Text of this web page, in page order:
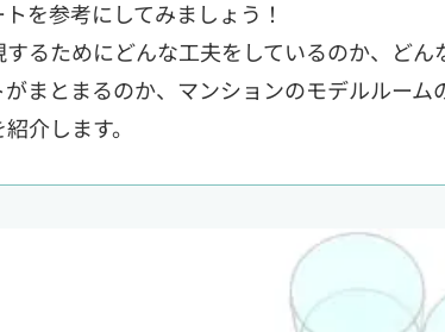
を参考にしてみましょう！
るためにどんな工夫をしているのか、どん
まとまるのか、マンションのモデルルーム
介します。